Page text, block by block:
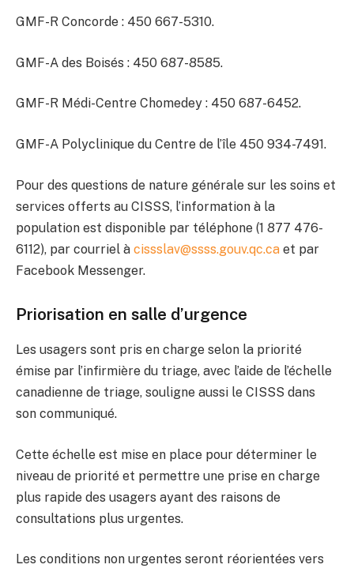
GMF-R Concorde : 450 667-5310.
GMF-A des Boisés : 450 687-8585.
GMF-R Médi-Centre Chomedey : 450 687-6452.
GMF-A Polyclinique du Centre de l’île 450 934-7491.
Pour des questions de nature générale sur les soins et
services offerts au CISSS, l’information à la
population est disponible par téléphone (1 877 476-
6112), par courriel à cissslav@ssss.gouv.qc.ca et par
Facebook Messenger.
Priorisation en salle d’urgence
Les usagers sont pris en charge selon la priorité
émise par l’infirmière du triage, avec l’aide de l’échelle
canadienne de triage, souligne aussi le CISSS dans
son communiqué.
Cette échelle est mise en place pour déterminer le
niveau de priorité et permettre une prise en charge
plus rapide des usagers ayant des raisons de
consultations plus urgentes.
Les conditions non urgentes seront réorientées vers